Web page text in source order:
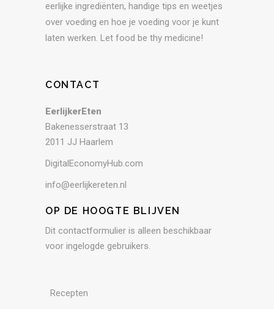
eerlijke ingrediënten, handige tips en weetjes
over voeding en hoe je voeding voor je kunt
laten werken. Let food be thy medicine!
CONTACT
EerlijkerEten
Bakenesserstraat 13
2011 JJ Haarlem
DigitalEconomyHub.com
info@eerlijkereten.nl
OP DE HOOGTE BLIJVEN
Dit contactformulier is alleen beschikbaar
voor ingelogde gebruikers.
Recepten